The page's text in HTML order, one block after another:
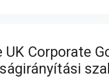
UK Corporate